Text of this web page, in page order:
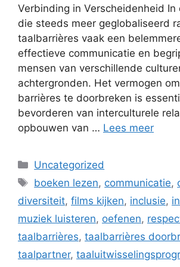
Verbinding in Verscheidenheid In
die steeds meer geglobaliseerd
taalbarrières vaak een
effectieve communicatie en
mensen van verschillende
achtergronden. Het vermogen
barrières te doorbreken is
bevorderen van interculturele
opbouwen van … Lees meer
Categorieën
Uncategorized
Tags
boeken lezen, communicatie,
diversiteit, films kijken, inclusie,
muziek luisteren, oefenen,
taalbarrières, taalbarrières
taalpartner,